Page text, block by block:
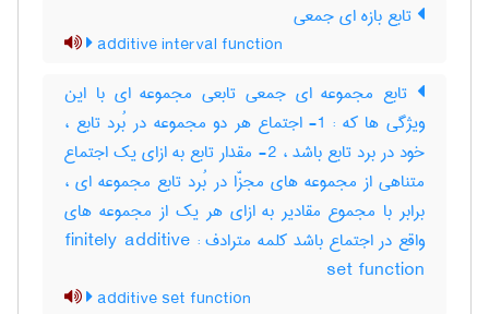
تابع بازه ای جمعی
additive interval function
تابع مجموعه ای جمعی تابعی مجموعه ای با این
ویژگی ها که : 1- اجتماع هر دو مجموعه در بُرد تابع ،
خود در برد تابع باشد ، 2- مقدار تابع به ازای یک اجتماع
متناهی از مجموعه های مجزّا در بُرد تابع مجموعه ای ،
برابر با مجموع مقادیر به ازای هر یک از مجموعه های
واقع در اجتماع باشد کلمه مترادف : finitely additive
set function
additive set function